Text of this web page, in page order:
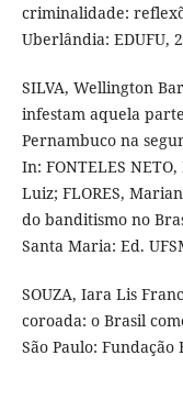
criminalidade:
Uberlândia: EDUFU,
SILVA, Wellington
infestam aquela
Pernambuco na
In: FONTELES
Luiz; FLORES,
do banditismo no
Santa Maria: Ed.
SOUZA, Iara Lis
coroada: o Brasil
São Paulo: